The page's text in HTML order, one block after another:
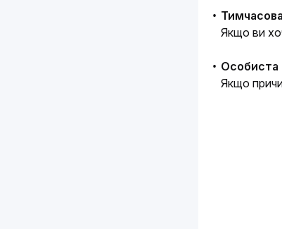
Якщо ви
Особиста
Якщо